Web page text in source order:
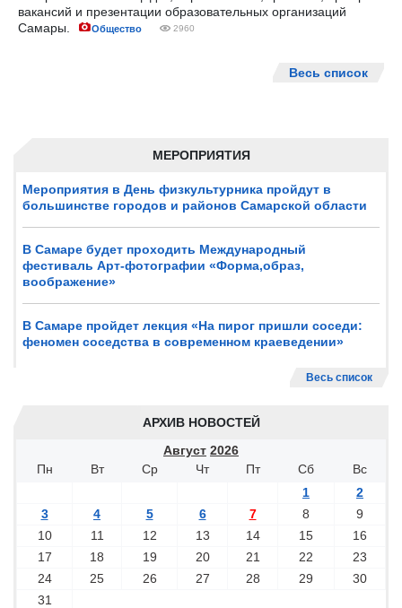
МЕРОПРИЯТИЯ
Мероприятия в День физкультурника пройдут в
большинстве городов и районов Самарской области
В Самаре будет проходить Международный
фестиваль Арт-фотографии «Форма,образ,
воображение»
В Самаре пройдет лекция «На пирог пришли соседи:
феномен соседства в современном краеведении»
Весь список
АРХИВ НОВОСТЕЙ
Август 2026
Пн
Вт Ср Чт Пт Сб
Вс
1
2
3
4 5 6 7 8
9
10
11 12 13 14 15
16
17
18 19 20 21 22
23
24
25 26 27 28 29
30
31
вакансий и презентации образовательных организаций
Самары.
Общество 2960
Весь список